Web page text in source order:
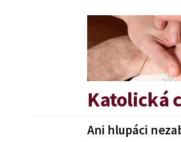
Katolická
Ani hlupáci